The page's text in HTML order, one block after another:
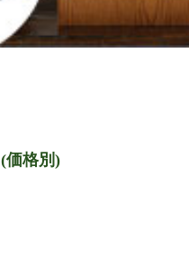
価格別)